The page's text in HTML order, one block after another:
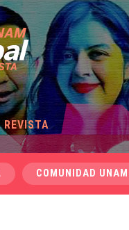
REVISTA
COMUNIDAD UNAM